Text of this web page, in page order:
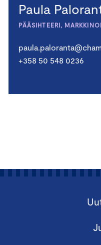
Paula
PÄÄSIHTEERI,
+358 50 548 0236